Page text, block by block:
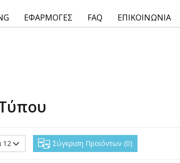
ΕΦΑΡΜΟΓΕΣ FAQ ΕΠΙΚΟΙΝΩΝΙΑ
12 Σύγκριση Προϊόντων 0